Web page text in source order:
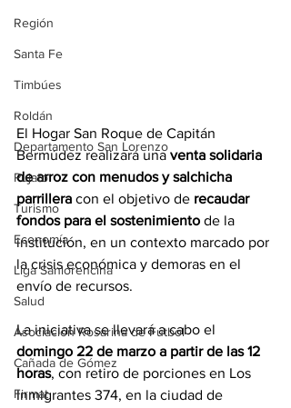
Región
Santa Fe
Timbúes
Roldán
Departamento San Lorenzo
Pujato
Turismo
Economía
Liga Sanlorencina
Salud
Asociación Rosarina de Fútbol
Cañada de Gómez
Firmat
El Hogar San Roque de Capitán
Bermúdez realizará una venta solidaria
de arroz con menudos y salchicha
parrillera con el objetivo de recaudar
fondos para el sostenimiento de la
institución, en un contexto marcado por
la crisis económica y demoras en el
envío de recursos.
La iniciativa se llevará a cabo el
domingo 22 de marzo a partir de las 12
horas, con retiro de porciones en Los
Inmigrantes 374, en la ciudad de